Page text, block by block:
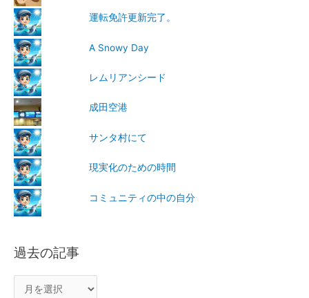
運転免許更新完了。
A Snowy Day
レムリアンシード
成田空港
サンタ村にて
現実化のための時間
コミュニティの中の自分
過去の記事